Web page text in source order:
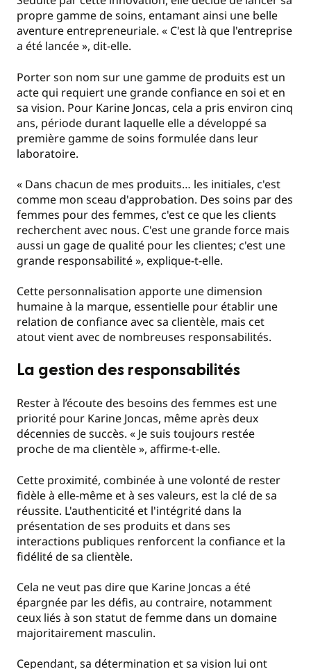
propre gamme de soins, entamant ainsi une belle
aventure entrepreneuriale. « C'est là que l'entreprise
a été lancée », dit-elle.
Porter son nom sur une gamme de produits est un
acte qui requiert une grande confiance en soi et en
sa vision. Pour Karine Joncas, cela a pris environ cinq
ans, période durant laquelle elle a développé sa
première gamme de soins formulée dans leur
laboratoire.
« Dans chacun de mes produits… les initiales, c'est
comme mon sceau d'approbation. Des soins par des
femmes pour des femmes, c'est ce que les clients
recherchent avec nous. C'est une grande force mais
aussi un gage de qualité pour les clientes; c'est une
grande responsabilité », explique-t-elle.
Cette personnalisation apporte une dimension
humaine à la marque, essentielle pour établir une
relation de confiance avec sa clientèle, mais cet
atout vient avec de nombreuses responsabilités.
La gestion des responsabilités
Rester à l’écoute des besoins des femmes est une
priorité pour Karine Joncas, même après deux
décennies de succès. « Je suis toujours restée
proche de ma clientèle », affirme-t-elle.
Cette proximité, combinée à une volonté de rester
fidèle à elle-même et à ses valeurs, est la clé de sa
réussite. L'authenticité et l'intégrité dans la
présentation de ses produits et dans ses
interactions publiques renforcent la confiance et la
fidélité de sa clientèle.
Cela ne veut pas dire que Karine Joncas a été
épargnée par les défis, au contraire, notamment
ceux liés à son statut de femme dans un domaine
majoritairement masculin.
Cependant, sa détermination et sa vision lui ont